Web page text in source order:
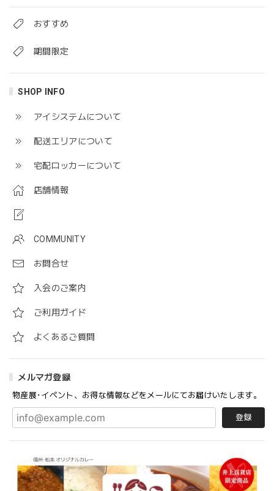
おすすめ
期間限定
SHOP INFO
アイシステムについて
配送エリアについて
宅配ロッカーについて
店舗情報
COMMUNITY
お問合せ
入会のご案内
ご利用ガイド
よくあるご質問
メルマガ登録
物産展･イベント、お得な情報などをメールにてお届けいたします。
登録